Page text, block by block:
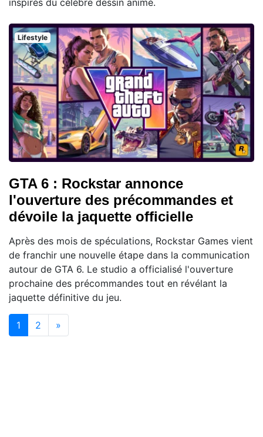
inspirés du célèbre dessin animé.
Lifestyle
GTA 6 : Rockstar annonce
l'ouverture des précommandes et
dévoile la jaquette officielle
Après des mois de spéculations, Rockstar Games vient
de franchir une nouvelle étape dans la communication
autour de GTA 6. Le studio a officialisé l'ouverture
prochaine des précommandes tout en révélant la
jaquette définitive du jeu.
1 (current)
2 »